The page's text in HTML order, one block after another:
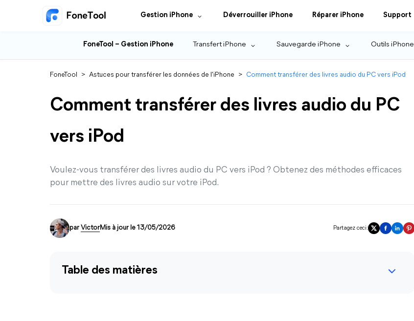
Gestion iPhone Déverrouiller iPhone Réparer iPhone Support
FoneTool – Gestion iPhone Transfert iPhone Sauvegarde iPhone Outils iPhone
FoneTool > Astuces pour transférer les données de l'iPhone > Comment transférer des livres audio du PC vers iPod
Comment transférer des livres audio du PC
vers iPod
Voulez-vous transférer des livres audio du PC vers iPod ? Obtenez des méthodes efficaces
pour mettre des livres audio sur votre iPod.
par VictorMis à jour le 13/05/2026 Partagez ceci:
Table des matières